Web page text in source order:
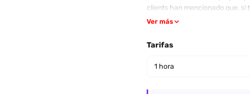
clients han mencionado que, si
encuentro valga la pena. Sin
experiencia es única. Si te
para planificar tu encuentro!
Ver más
Tarifas
1 hora